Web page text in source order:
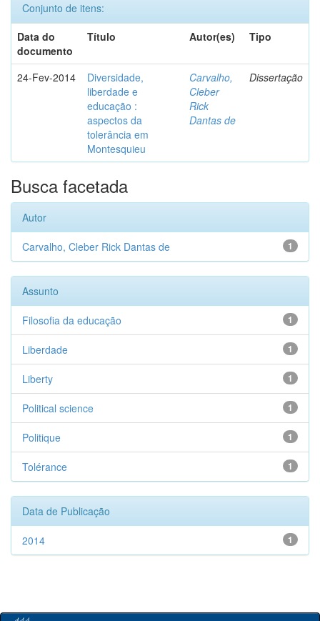
Conjunto de itens:
Data do
documento
Título Autor(es) Tipo
24-Fev-2014
Diversidade,
liberdade e
educação :
aspectos da
tolerância em
Montesquieu
Carvalho,
Cleber
Rick
Dantas de
Dissertação
Busca facetada
Autor
1
Carvalho, Cleber Rick Dantas de
Assunto
1
Filosofia da educação
1
Liberdade
1
Liberty
1
Political science
1
Politique
1
Tolérance
Data de Publicação
1
2014